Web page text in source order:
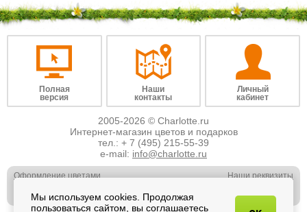
Полная
версия
Наши
контакты
Личный
кабинет
2005-2026 © Charlotte.ru
Интернет-магазин цветов и подарков
тел.: + 7 (495) 215-55-39
e-mail: info@charlotte.ru
Оформление цветами
Свадебная флористика
Наши реквизиты
Отзывы о нас
Мы используем cookies. Продолжая
пользоваться сайтом, вы соглашаетесь